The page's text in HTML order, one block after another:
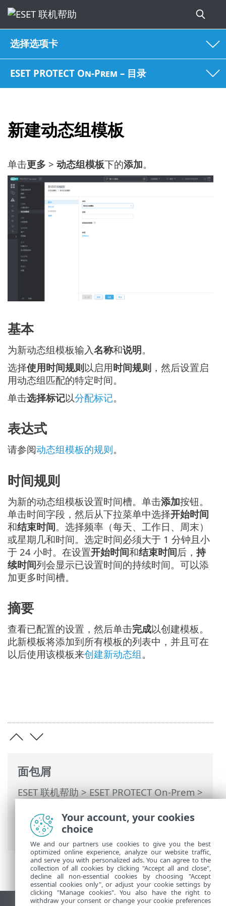
选择选项卡
ESET PROTECT On-Prem – 目录
新建动态组模板
面包屑
ESET 联机帮助>ESET PROTECT On-Prem>
PROTECT On-Prem 主菜单 > 更多 >动态组
模板> 新建动态组模板
单击更多 > 动态组模板下的添加。
基本
为新动态组模板输入名称和说明。
选择使用时间规则以启用时间规则 ，然后设置启
用动态组匹配的特定时间。
单击选择标记以分配标记。
表达式
请参阅动态组模板的规则。
时间规则
为新的动态组模板设置时间槽。单击添加按钮。
单击时间字段，然后从下拉菜单中选择开始时间
和结束时间。选择频率（每天、工作日、周末）
或星期几和时间。选定时间必须大于 1 分钟且小
于 24 小时。在设置开始时间和结束时间后， 持
续时间列会显示已设置时间的持续时间。可以添
加更多时间槽。
摘要
查看已配置的设置，然后单击完成以创建模板。
此新模板将添加到所有模板的列表中，并且可在
以后使用该模板来创建新动态组 。
Your account, your cookies
choice
We and our partners use cookies to give you the best
optimized online experience, analyze our website traffic,
and serve you with personalized ads. You can agree to the
collection of all cookies by clicking "Accept all and close",
decline all non-essential cookies by choosing "Accept
essential cookies only", or adjust your cookie settings by
clicking "Manage cookies". You also have the right to
withdraw your consent or change your cookie preferences